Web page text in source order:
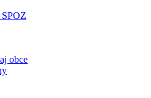
obce